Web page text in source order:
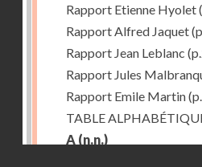
Rapport Etienne Hyolet
Rapport Alfred Jaquet
Rapport Jean Leblanc
Rapport Jules
Rapport Emile Martin
TABLE
A (n.n.)